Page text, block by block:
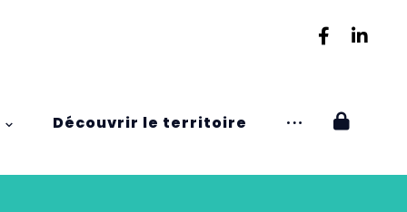
Découvrir le territoire